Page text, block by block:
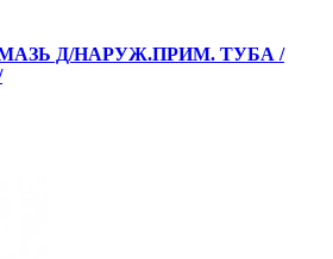
МАЗЬ Д/НАРУЖ.ПРИМ. ТУБА /